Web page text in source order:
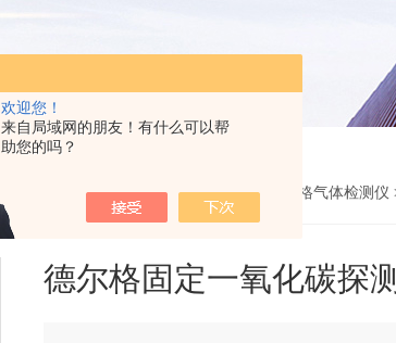
欢迎您！
来自局域网的朋友！有什么可以帮
助您的吗？
您的位置：网站首页> 产品展示> > 德尔格气体检测仪
德尔格固定一氧化碳探